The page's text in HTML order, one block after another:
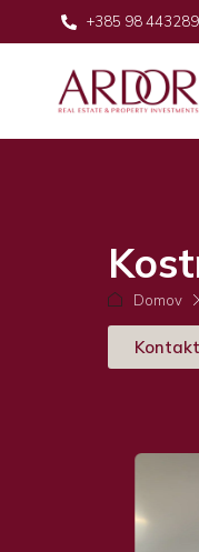
+385 98 443289
Domov